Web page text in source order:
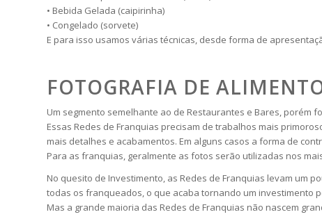
• Bebida Gelada (caipirinha)
• Congelado (sorvete)
E para isso usamos várias técnicas, desde forma de
FOTOGRAFIA DE
Um segmento semelhante ao de Restaurantes e Bares, porém
Essas Redes de Franquias precisam de trabalhos mais
mais detalhes e acabamentos. Em alguns casos a forma de
Para as franquias, geralmente as fotos serão utilizadas nos
No quesito de Investimento, as Redes de Franquias levam um
todas os franqueados, o que acaba tornando um investimento
Mas a grande maioria das Redes de Franquias não nascem